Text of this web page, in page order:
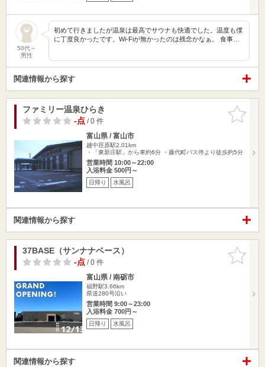
50代～
男性
初めて行きましたが温泉は最高でサウナも快適でした。温度も僕
に丁度良かったです。Wi-Fiが無かったのは残念かなぁ。 食事…
関連情報から探す
お気に入
りに追加
ファミリー温泉ひらき
-点/ 0 件
富山県 / 富山市
越中荏原駅2.01km
・「東新庄駅」から車約6分 ・藤代町バス停より徒歩約5分
営業時間 10:00～22:00
入浴料金 500円～
日帰り 水風呂
関連情報から探す
お気に入
りに追加
37BASE（サンナナベース）
-点/ 0 件
富山県 / 南砺市
福野駅3.66km
県道280号沿い
営業時間 9:00～23:00
入浴料金 700円～
日帰り 水風呂
関連情報から探す